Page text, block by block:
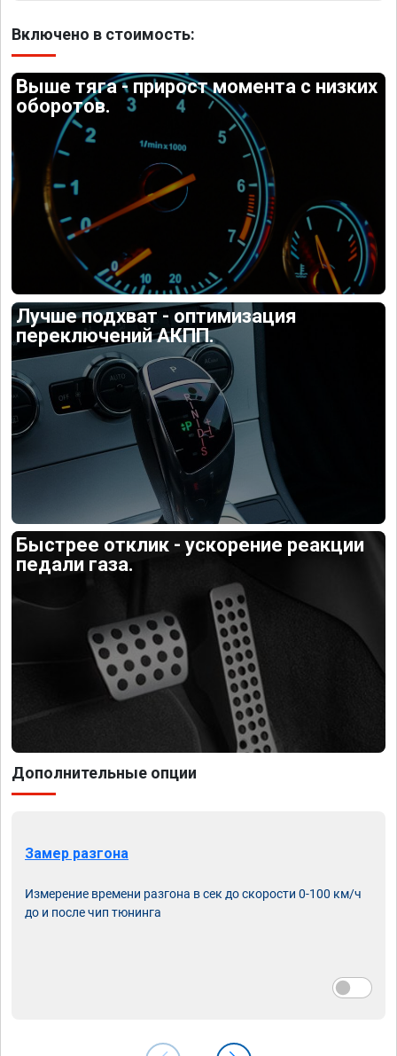
Включено в стоимость:
Выше тяга - прирост момента с низких
оборотов.
Лучше подхват - оптимизация
переключений АКПП.
Быстрее отклик - ускорение реакции
педали газа.
Дополнительные опции
Замер разгона
Измерение времени разгона в сек до скорости 0-100 км/ч
до и после чип тюнинга